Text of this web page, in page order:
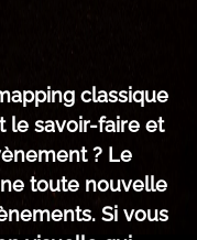
classique
le savoir-faire et
? Le
toute nouvelle
Si vous